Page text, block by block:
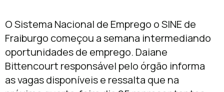
O Sistema Nacional de Emprego o SINE de
Fraiburgo começou a semana intermediando
oportunidades de emprego. Daiane
Bittencourt responsável pelo órgão informa
as vagas disponíveis e ressalta que na